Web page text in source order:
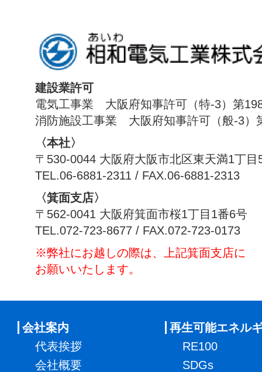
建設業許可
電気工事業 大阪府知事許可（特-3）第
消防施設工事業 大阪府知事許可（般-3）
〈本社〉
〒530-0044 大阪府大阪市北区東天満1丁目
TEL.06-6881-2311 / FAX.06-6881-2313
〈箕面支店〉
〒562-0041 大阪府箕面市桜1丁目1番6号
TEL.072-723-8677 / FAX.072-723-0173
※弊社にお越しの際は、上記箕面支店に
お願いいたします。
会社案内
代表挨拶
会社概要
再生可能エネル
RE100
SDGs